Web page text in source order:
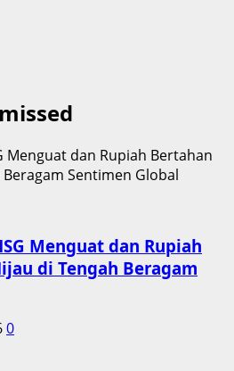
Menguat dan Rupiah
di Tengah Beragam
0